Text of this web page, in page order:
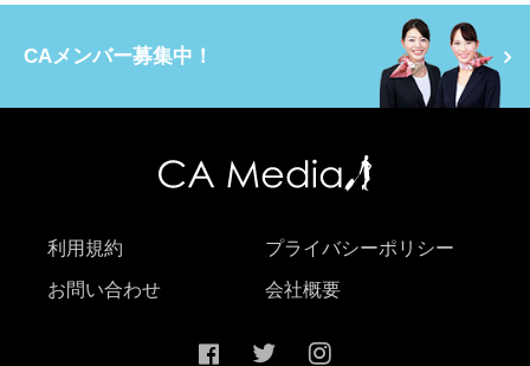
CAメンバー募集中！
利用規約 プライバシーポリシー
お問い合わせ 会社概要